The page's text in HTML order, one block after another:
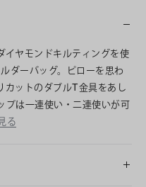
イヤモンドキルティングを使
ダーバッグ。ピローを思わ
カットのダブルT金具をあし
プは一連使い・二連使いが可
る